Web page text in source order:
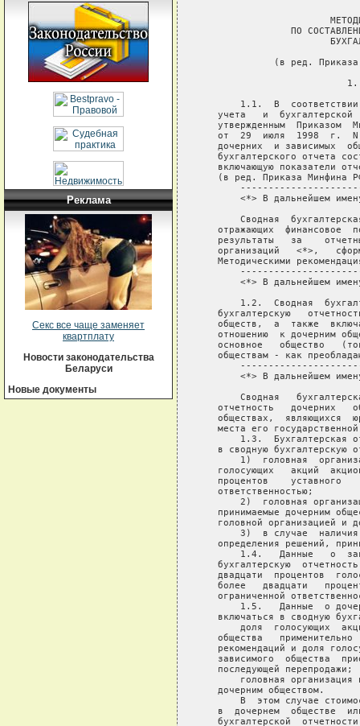
Реклама
Секс все чаще заменяет
квартплату
Новости законодательства
Беларуси
Новые документы